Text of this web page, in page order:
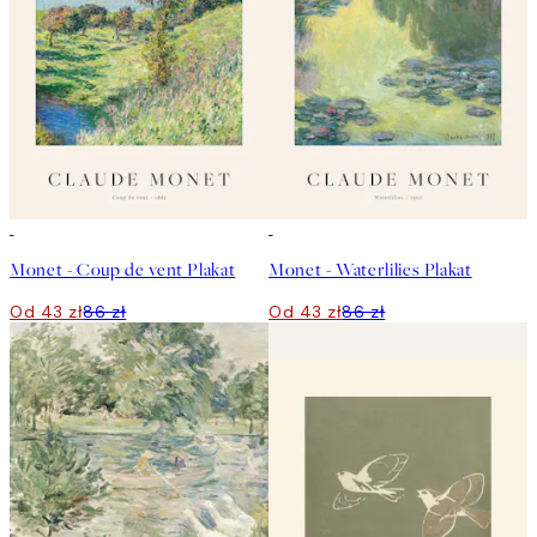
Monet - Coup de vent Plakat
Od 43 zł86 zł
Monet - Waterlilies Plakat
Od 43 zł86 zł